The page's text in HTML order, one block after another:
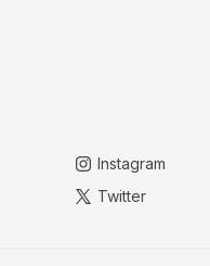
Instagram
Twitter